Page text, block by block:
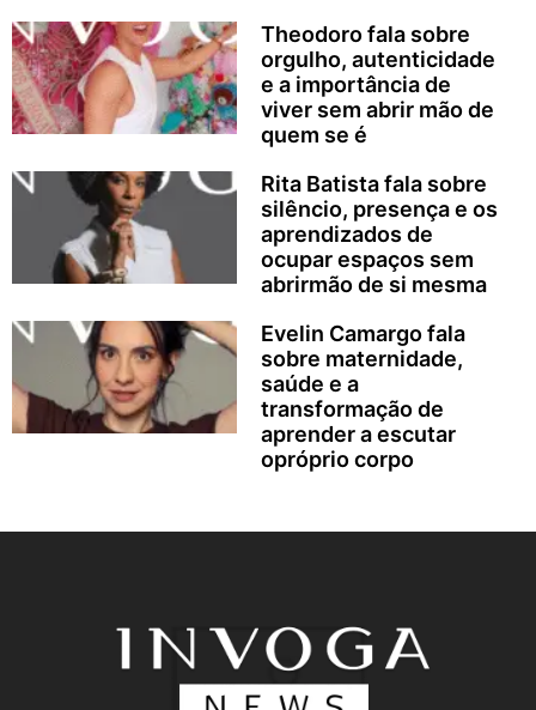
Theodoro fala sobre
orgulho, autenticidade
e a importância de
viver sem abrir mão de
quem se é
Rita Batista fala sobre
silêncio, presença e os
aprendizados de
ocupar espaços sem
abrirmão de si mesma
Evelin Camargo fala
sobre maternidade,
saúde e a
transformação de
aprender a escutar
opróprio corpo